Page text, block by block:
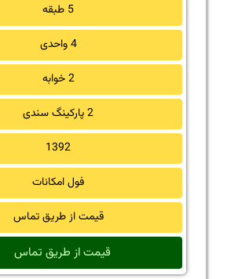
5 طبقه
4 واحدی
2 خوابه
2 پارکینگ سندی
1392
فول امکانات
قیمت از طریق تماس
قیمت از طریق تماس